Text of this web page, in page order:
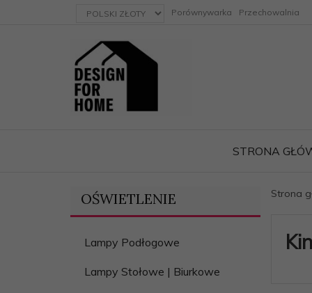
currency_h Porównywarka Przechowalnia
STRONA
OŚWIETLENIE
Lampy Podłogowe
Lampy Stołowe | Biurkowe
Strona